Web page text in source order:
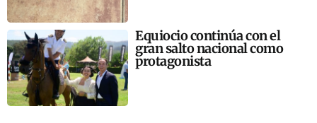
Equiocio continúa con el
gran salto nacional como
protagonista